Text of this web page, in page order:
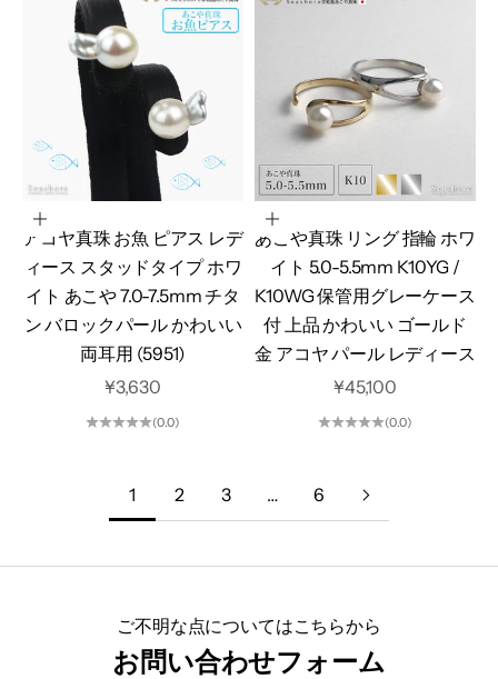
カートに追加
アコヤ真珠 お魚 ピアス レデ
ィース スタッドタイプ ホワ
イト あこや 7.0-7.5mm チタ
ン バロックパール かわいい
両耳用 (5951)
セール価格
¥3,630
(0.0)
オプションを選択
あこや真珠 リング 指輪 ホワ
イト 5.0-5.5mm K10YG /
K10WG 保管用グレーケース
付 上品 かわいい ゴールド
金 アコヤ パール レディース
セール価格
¥45,100
(0.0)
1 2 3 … 6
ご不明な点についてはこちらから
お問い合わせフォーム